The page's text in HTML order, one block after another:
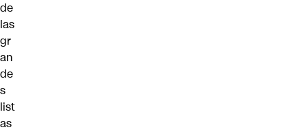
de
las
gr
an
de
s
list
as